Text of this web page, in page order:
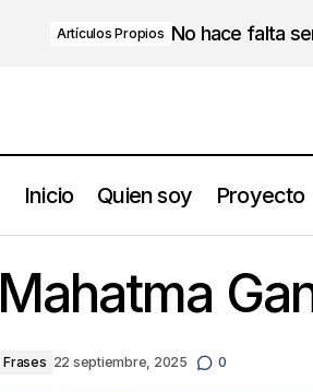
Artículos Propios No hace falta
Inicio Quien soy Proyecto
Mahatma
Frases 22 septiembre, 2025 0